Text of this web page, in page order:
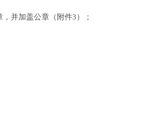
并加盖公章（附件3）；